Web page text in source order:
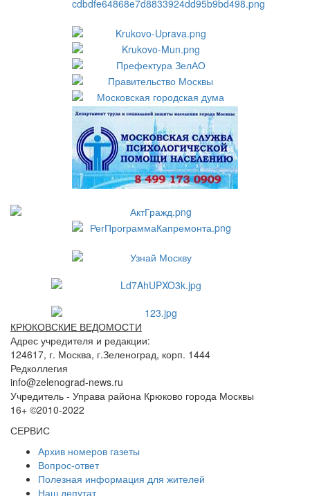
КРЮКОВСКИЕ ВЕДОМОСТИ
Адрес учредителя и редакции:
124617, г. Москва, г.Зеленоград, корп. 1444
Редколлегия
info@zelenograd-news.ru
Учредитель - Управа района Крюково города Москвы
16+ ©2010-2022
СЕРВИС
Архив номеров газеты
Вопрос-ответ
Полезная информация для жителей
Наш депутат